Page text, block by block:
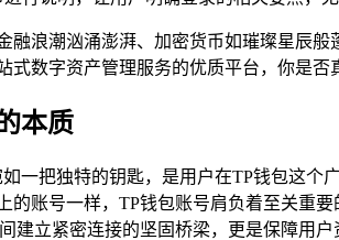
融浪潮汹涌澎湃、加密货币如璀璨星辰
式数字资产管理服务的优质平台，你是
本质
一把独特的钥匙，是用户在TP钱包这
的账号一样，TP钱包账号肩负着至关重
建立紧密连接的坚固桥梁，更是保障用